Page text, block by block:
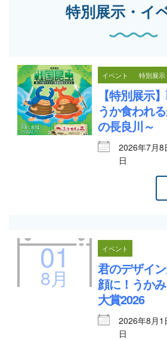
特別展示・イ
イベント 特別展示
【特別展示
うか食われ
の長良川～
2026年7月8
日
01
8月
イベント
君のデザイ
顔に！うか
大賞2026
2026年8月1
日